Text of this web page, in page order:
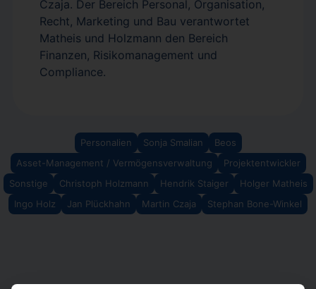
Czaja. Der Bereich Personal, Organisation,
Recht, Marketing und Bau verantwortet
Matheis und Holzmann den Bereich
Finanzen, Risikomanagement und
Compliance.
Personalien Sonja Smalian
Beos
Asset-Management / Vermögensverwaltung
Projektentwickler
Sonstige
Christoph Holzmann Hendrik Staiger
Holger Matheis
Ingo Holz
Jan Plückhahn Martin Czaja Stephan Bone-Winkel